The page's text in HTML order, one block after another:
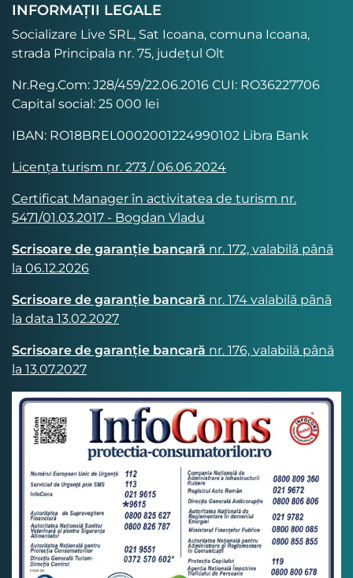
INFORMAȚII LEGALE
Socializare Live SRL, Sat Icoana, comuna Icoana,
strada Principala nr. 75, județul Olt
Nr.Reg.Com: J28/459/22.06.2016 CUI: RO36227706
Capital social: 25 000 lei
IBAN: RO18BREL0002001224990102 Libra Bank
Licența turism nr. 273 / 06.06.2024
Certificat Manager în activitatea de turism nr.
5471/01.03.2017 - Bogdan Vladu
Scrisoare de garanție bancară nr. 172, valabilă până
la 06.12.2026
Scrisoare de garanție bancară nr. 174 valabilă până
la data 13.02.2027
Scrisoare de garanție bancară nr. 176, valabilă până
la 13.07.2027